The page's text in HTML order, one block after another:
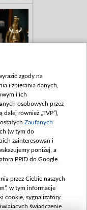
zgody na
i zbierania danych,
i ich
osobowych przez
również „TVP”),
Zaufanych
(w tym do
zainteresowań i
poniżej, a
PPID do Google.
przez Ciebie naszych
w tym informacje
cookie, sygnalizatory
świadczenie